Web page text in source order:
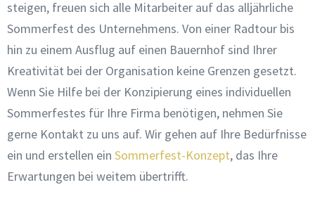
steigen, freuen sich alle Mitarbeiter auf das alljährliche
Sommerfest des Unternehmens. Von einer Radtour bis
hin zu einem Ausflug auf einen Bauernhof sind Ihrer
Kreativität bei der Organisation keine Grenzen gesetzt.
Wenn Sie Hilfe bei der Konzipierung eines individuellen
Sommerfestes für Ihre Firma benötigen, nehmen Sie
gerne Kontakt zu uns auf. Wir gehen auf Ihre Bedürfnisse
ein und erstellen ein Sommerfest-Konzept, das Ihre
Erwartungen bei weitem übertrifft.